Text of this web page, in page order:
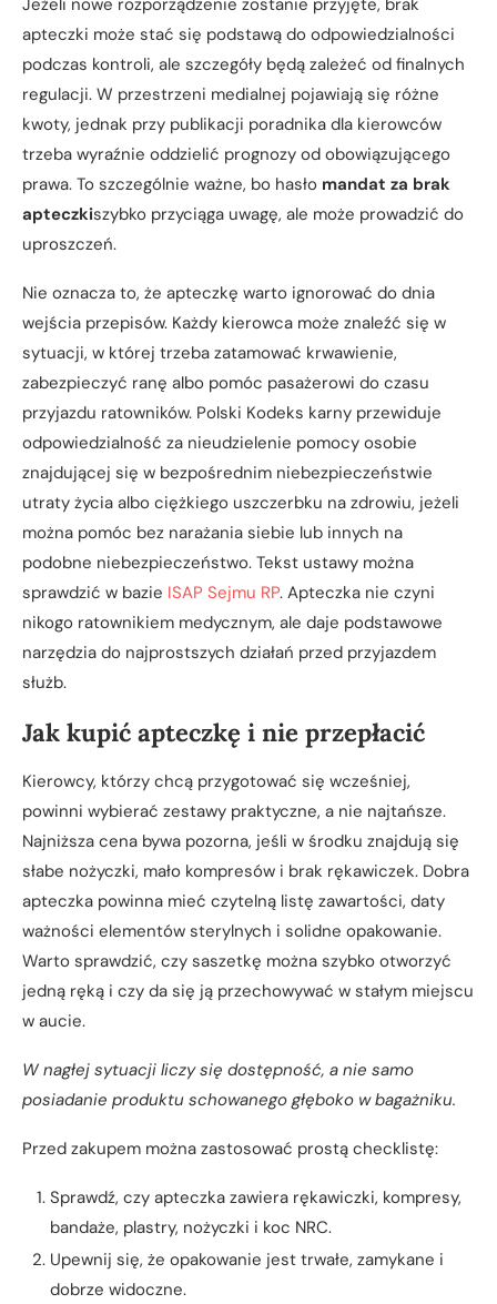
Jeżeli nowe rozporządzenie zostanie przyjęte, brak
apteczki może stać się podstawą do odpowiedzialności
podczas kontroli, ale szczegóły będą zależeć od finalnych
regulacji. W przestrzeni medialnej pojawiają się różne
kwoty, jednak przy publikacji poradnika dla kierowców
trzeba wyraźnie oddzielić prognozy od obowiązującego
prawa. To szczególnie ważne, bo hasło mandat za brak
apteczkiszybko przyciąga uwagę, ale może prowadzić do
uproszczeń.
Nie oznacza to, że apteczkę warto ignorować do dnia
wejścia przepisów. Każdy kierowca może znaleźć się w
sytuacji, w której trzeba zatamować krwawienie,
zabezpieczyć ranę albo pomóc pasażerowi do czasu
przyjazdu ratowników. Polski Kodeks karny przewiduje
odpowiedzialność za nieudzielenie pomocy osobie
znajdującej się w bezpośrednim niebezpieczeństwie
utraty życia albo ciężkiego uszczerbku na zdrowiu, jeżeli
można pomóc bez narażania siebie lub innych na
podobne niebezpieczeństwo. Tekst ustawy można
sprawdzić w bazie ISAP Sejmu RP. Apteczka nie czyni
nikogo ratownikiem medycznym, ale daje podstawowe
narzędzia do najprostszych działań przed przyjazdem
służb.
Jak kupić apteczkę i nie przepłacić
Kierowcy, którzy chcą przygotować się wcześniej,
powinni wybierać zestawy praktyczne, a nie najtańsze.
Najniższa cena bywa pozorna, jeśli w środku znajdują się
słabe nożyczki, mało kompresów i brak rękawiczek. Dobra
apteczka powinna mieć czytelną listę zawartości, daty
ważności elementów sterylnych i solidne opakowanie.
Warto sprawdzić, czy saszetkę można szybko otworzyć
jedną ręką i czy da się ją przechowywać w stałym miejscu
w aucie.
W nagłej sytuacji liczy się dostępność, a nie samo
posiadanie produktu schowanego głęboko w bagażniku.
Przed zakupem można zastosować prostą checklistę:
Sprawdź, czy apteczka zawiera rękawiczki, kompresy,
bandaże, plastry, nożyczki i koc NRC.
Upewnij się, że opakowanie jest trwałe, zamykane i
dobrze widoczne.